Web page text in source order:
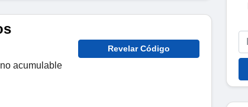
acumulable
Revelar Código